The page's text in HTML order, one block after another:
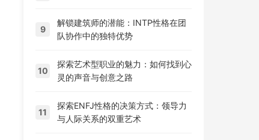
9
解锁建筑师的潜能：INTP性格在团
队协作中的独特优势
10
探索艺术型职业的魅力：如何找到心
灵的声音与创意之路
11
探索ENFJ性格的决策方式：领导力
与人际关系的双重艺术